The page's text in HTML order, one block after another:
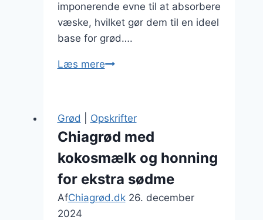
imponerende evne til at absorbere
væske, hvilket gør dem til en ideel
base for grød….
Læs mereChiagrød
En
variation
Grød Opskrifter
Chiagrød med
kokosmælk og honning
for ekstra sødme
AfChiagrød.dk 26. december
2024